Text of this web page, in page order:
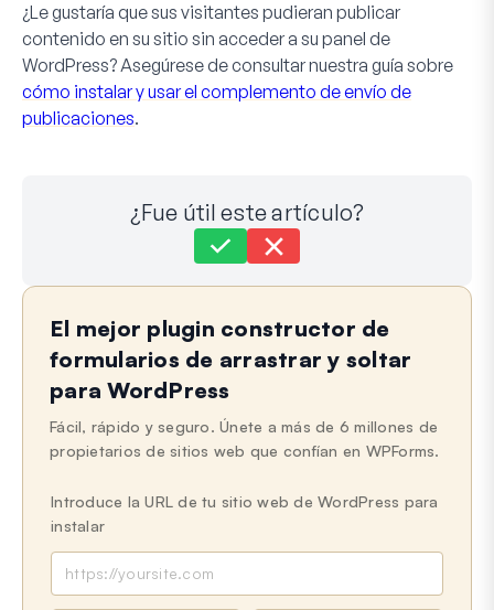
¿Le gustaría que sus visitantes pudieran publicar
contenido en su sitio sin acceder a su panel de
WordPress? Asegúrese de consultar nuestra guía sobre
cómo instalar y usar el complemento de envío de
publicaciones.
¿Fue útil este artículo?
Aún atascado?
Última actualización: 30 de sep de 2024
El mejor plugin constructor de
formularios de arrastrar y soltar
para WordPress
Fácil, rápido y seguro. Únete a más de 6 millones de
propietarios de sitios web que confían en WPForms.
Introduce la URL de tu sitio web de WordPress para
instalar